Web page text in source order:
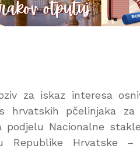
za iskaz interesa
pčelinjaka za
Nacionalne
Republike Hrvatske –